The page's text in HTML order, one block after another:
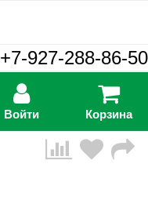
+7-927-288-86-50
Войти Корзина